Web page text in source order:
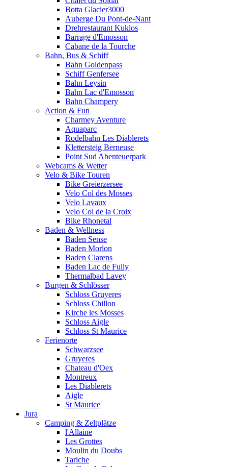
Botta Glacier3000
Auberge Du Pont-de-Nant
Drehrestaurant Kuklos
Barrage d'Emosson
Cabane de la Tourche
Bahn, Bus & Schiff
Bahn Goldenpass
Schiff Genfersee
Bahn Leysin
Bahn Lac d'Emosson
Bahn Champery
Action & Fun
Charmey Aventure
Aquaparc
Rodelbahn Les Diablerets
Klettersteig Berneuse
Point Sud Abenteuerpark
Webcams & Wetter
Velo & Bike Touren
Bike Greierzersee
Velo Col des Mosses
Velo Lavaux
Velo Col de la Croix
Bike Rhonetal
Baden & Wellness
Baden Sense
Baden Morlon
Baden Clarens
Baden Lac de Fully
Thermalbad Lavey
Burgen & Schlösser
Schloss Gruyeres
Schloss Chillon
Kirche les Mosses
Schloss Aigle
Schloss St Maurice
Ferienorte
Schwarzsee
Gruyeres
Chateau d'Oex
Montreux
Les Diablerets
Aigle
St Maurice
Jura
Camping & Zeltplätze
l'Allaine
Les Grottes
Moulin du Doubs
Tariche